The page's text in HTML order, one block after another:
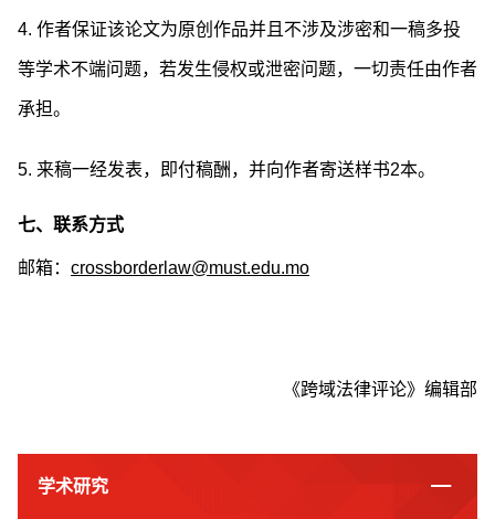
4. 作者保证该论文为原创作品并且不涉及涉密和一稿多投
等学术不端问题，若发生侵权或泄密问题，一切责任由作者
承担。
5. 来稿一经发表，即付稿酬，并向作者寄送样书2本。
七、联系方式
邮箱： crossborderlaw@must.edu.mo
《跨域法律评论》编辑部
学术研究